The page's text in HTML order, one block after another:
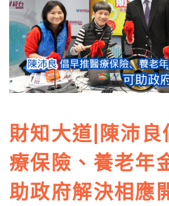
財知大道|陳沛良
療保險、養老年
助政府解決相應